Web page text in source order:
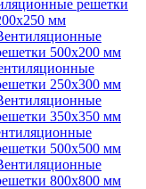
решетки
мм
500х200 мм
250х300 мм
350х350 мм
500х500 мм
800х800 мм